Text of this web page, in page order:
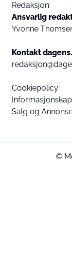
Redaksjon:
Ansvarlig
Yvonne
Kontakt
Cookiepolicy:
Salg og
©